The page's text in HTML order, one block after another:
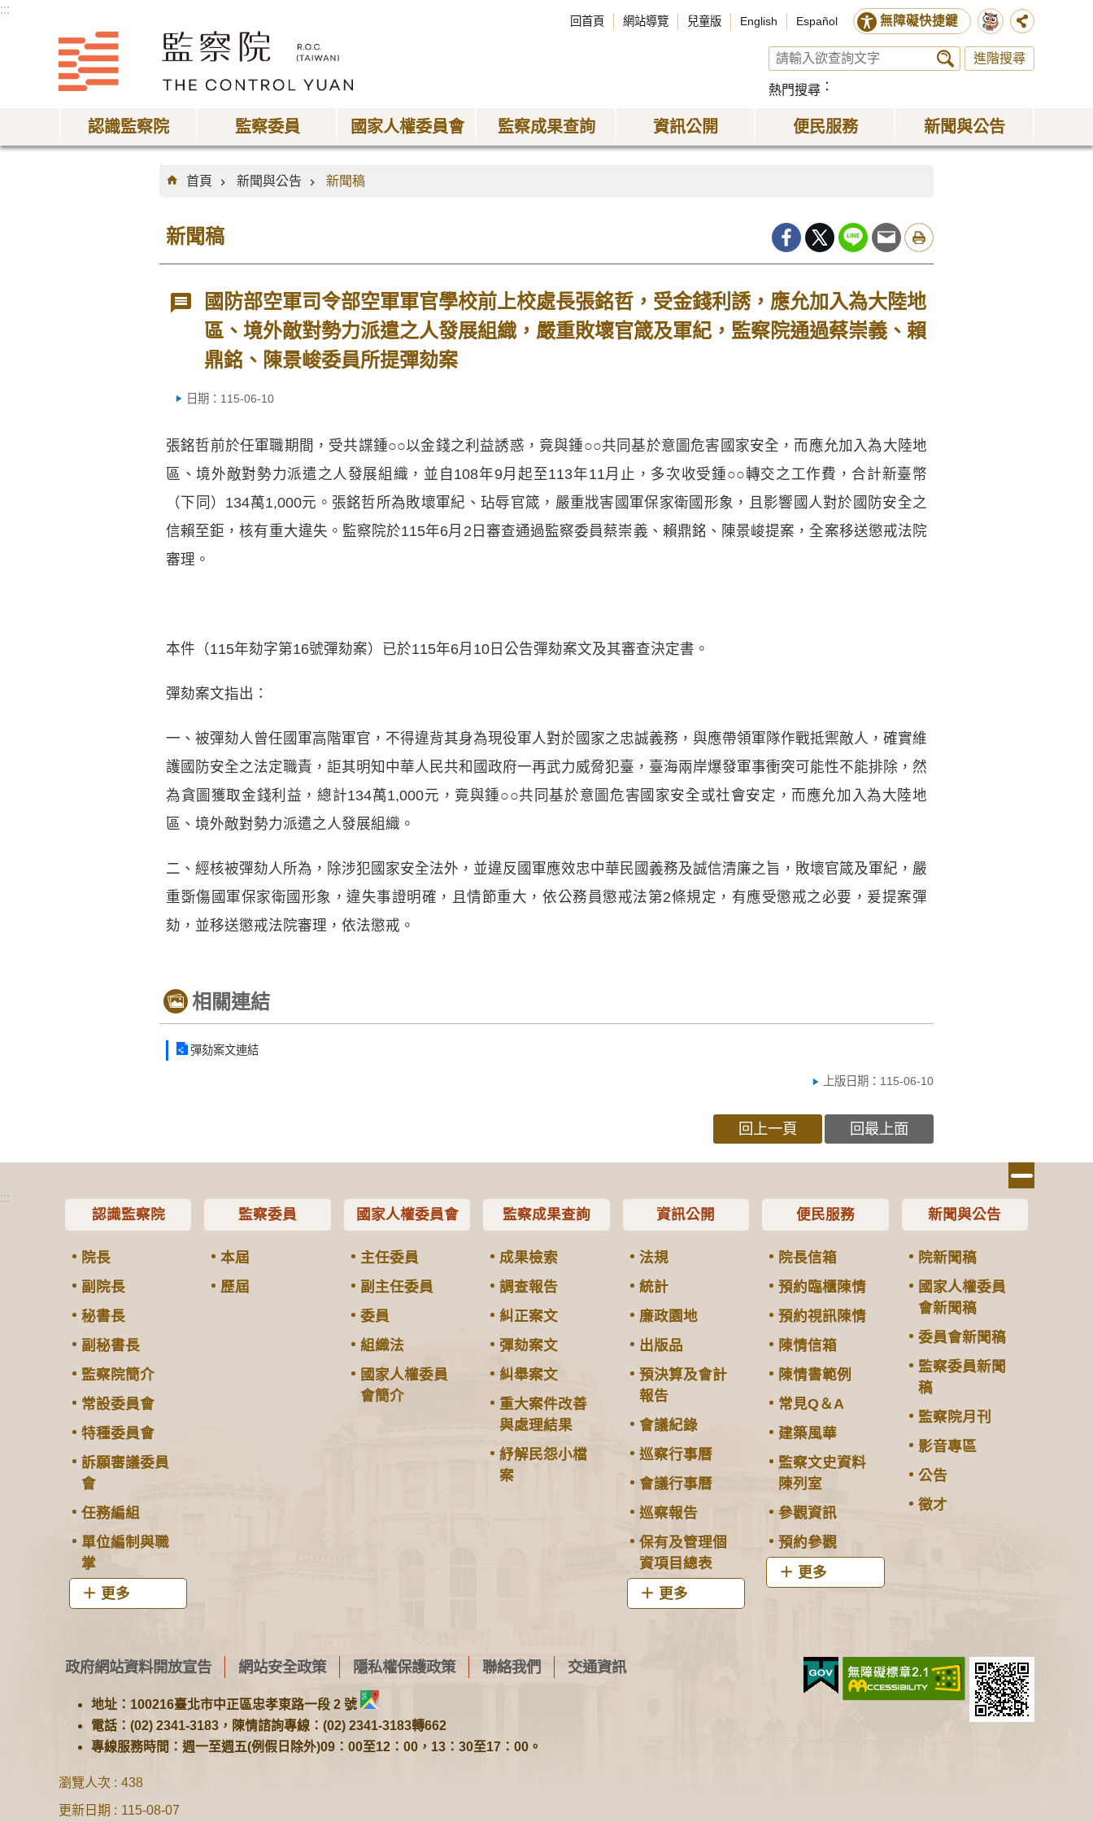
:::
回首頁 網站導覽 兒童版 English Español 無障礙快捷鍵
進階搜尋
熱門搜尋
認識監察院 監察委員 國家人權委員會 監察成果查詢 資訊公開 便民服務 新聞與公告
:::
首頁
新聞與公告 新聞稿
新聞稿
國防部空軍司令部空軍軍官學校前上校處長張銘哲，受金錢利誘，應允加入為大陸地
區、境外敵對勢力派遣之人發展組織，嚴重敗壞官箴及軍紀，監察院通過蔡崇義、賴
鼎銘、陳景峻委員所提彈劾案
日期：115-06-10
張銘哲前於任軍職期間，受共諜鍾○○以金錢之利益誘惑，竟與鍾○○共同基於意圖危害國家安全，而應允加入為大陸地
區、境外敵對勢力派遣之人發展組織，並自108年9月起至113年11月止，多次收受鍾○○轉交之工作費，合計新臺幣
（下同）134萬1,000元。張銘哲所為敗壞軍紀、玷辱官箴，嚴重戕害國軍保家衛國形象，且影響國人對於國防安全之
信賴至鉅，核有重大違失。監察院於115年6月2日審查通過監察委員蔡崇義、賴鼎銘、陳景峻提案，全案移送懲戒法院
審理。
本件（115年劾字第16號彈劾案）已於115年6月10日公告彈劾案文及其審查決定書。
彈劾案文指出：
一、被彈劾人曾任國軍高階軍官，不得違背其身為現役軍人對於國家之忠誠義務，與應帶領軍隊作戰抵禦敵人，確實維
護國防安全之法定職責，詎其明知中華人民共和國政府一再武力威脅犯臺，臺海兩岸爆發軍事衝突可能性不能排除，然
為貪圖獲取金錢利益，總計134萬1,000元，竟與鍾○○共同基於意圖危害國家安全或社會安定，而應允加入為大陸地
區、境外敵對勢力派遣之人發展組織。
二、經核被彈劾人所為，除涉犯國家安全法外，並違反國軍應效忠中華民國義務及誠信清廉之旨，敗壞官箴及軍紀，嚴
重斲傷國軍保家衛國形象，違失事證明確，且情節重大，依公務員懲戒法第2條規定，有應受懲戒之必要，爰提案彈
劾，並移送懲戒法院審理，依法懲戒。
相關連結
彈劾案文連結
上版日期：115-06-10
回上一頁 回最上面
:::
認識監察院
院長
副院長
秘書長
副秘書長
監察院簡介
常設委員會
特種委員會
訴願審議委員
會
任務編組
單位編制與職
掌
更多
監察委員
本屆
歷屆
國家人權委員會
主任委員
副主任委員
委員
組織法
國家人權委員
會簡介
監察成果查詢
成果檢索
調查報告
糾正案文
彈劾案文
糾舉案文
重大案件改善
與處理結果
紓解民怨小檔
案
資訊公開
法規
統計
廉政園地
出版品
預決算及會計
報告
會議紀錄
巡察行事曆
會議行事曆
巡察報告
保有及管理個
資項目總表
更多
便民服務
院長信箱
預約臨櫃陳情
預約視訊陳情
陳情信箱
陳情書範例
常見Q＆A
建築風華
監察文史資料
陳列室
參觀資訊
預約參觀
更多
新聞與公告
院新聞稿
國家人權委員
會新聞稿
委員會新聞稿
監察委員新聞
稿
監察院月刊
影音專區
公告
徵才
政府網站資料開放宣告 網站安全政策 隱私權保護政策 聯絡我們 交通資訊
地址：100216臺北市中正區忠孝東路一段 2 號
電話：(02) 2341-3183，陳情諮詢專線：(02) 2341-3183轉662
專線服務時間：週一至週五(例假日除外)09：00至12：00，13：30至17：00。
瀏覽人次
438
更新日期
115-08-07